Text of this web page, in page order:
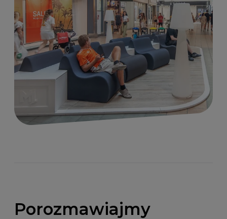
Porozmawiajmy